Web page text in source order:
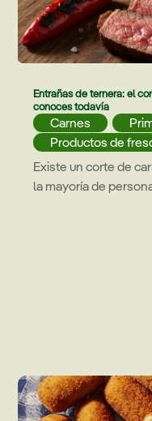
Entrañas de ternera: el
conoces todavía
Carnes ,
Productos de
Existe un corte de
la mayoría de